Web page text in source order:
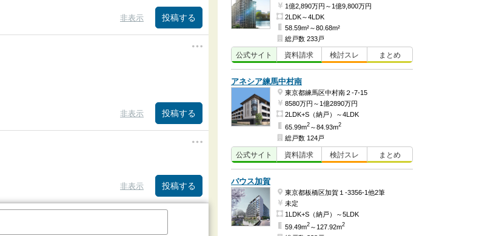
非表示
非表示
非表示
1億2,890万円～1億9,800万円
2LDK～4LDK
58.59m²～80.68m²
総戸数 233戸
公式サイト 資料請求 検討スレ まとめ
アネシア練馬中村南
東京都練馬区中村南２-7-15
8580万円～1億2890万円
2LDK+S（納戸）～4LDK
65.99m2 ～84.93m2
総戸数 124戸
公式サイト 資料請求 検討スレ まとめ
バウス加賀
東京都板橋区加賀１-3356-1他2筆
未定
1LDK+S（納戸）～5LDK
59.49m2 ～127.92m2